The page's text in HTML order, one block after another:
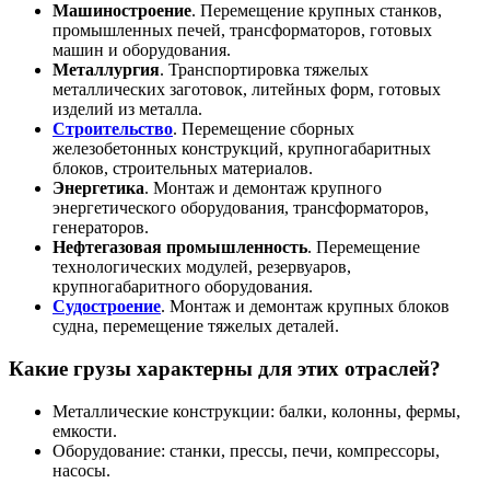
Машиностроение. Перемещение крупных станков,
промышленных печей, трансформаторов, готовых
машин и оборудования.
Металлургия. Транспортировка тяжелых
металлических заготовок, литейных форм, готовых
изделий из металла.
Строительство. Перемещение сборных
железобетонных конструкций, крупногабаритных
блоков, строительных материалов.
Энергетика. Монтаж и демонтаж крупного
энергетического оборудования, трансформаторов,
генераторов.
Нефтегазовая промышленность. Перемещение
технологических модулей, резервуаров,
крупногабаритного оборудования.
Судостроение. Монтаж и демонтаж крупных блоков
судна, перемещение тяжелых деталей.
Какие грузы характерны для этих отраслей?
Металлические конструкции: балки, колонны, фермы,
емкости.
Оборудование: станки, прессы, печи, компрессоры,
насосы.